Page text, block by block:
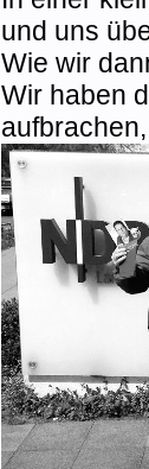
und uns
Wie wir
Wir haben